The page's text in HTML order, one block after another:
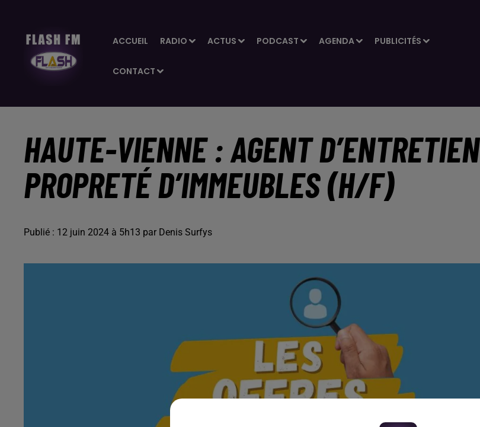
ACCUEIL RADIO ACTUS PODCAST AGENDA PUBLICITÉS
CONTACT
HAUTE-VIENNE : AGENT D’ENTRETIEN
PROPRETÉ D’IMMEUBLES (H/F)
Publié : 12 juin 2024 à 5h13 par Denis Surfys